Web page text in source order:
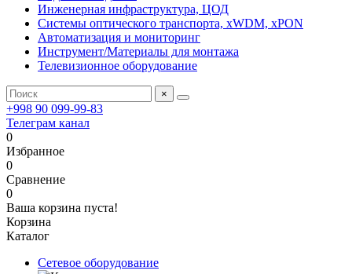
Инженерная инфраструктура, ЦОД
Системы оптического транспорта, xWDM, xPON
Автоматизация и мониторинг
Инструмент/Материалы для монтажа
Телевизионное оборудование
×
+998 90 099-99-83
Телеграм канал
0
Избранное
0
Сравнение
0
Ваша корзина пуста!
Корзина
Каталог
Сетевое оборудование